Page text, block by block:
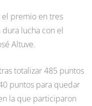
premio en tres
lucha con el
Altuve.
totalizar 485 puntos
puntos para quedar
la que participaron